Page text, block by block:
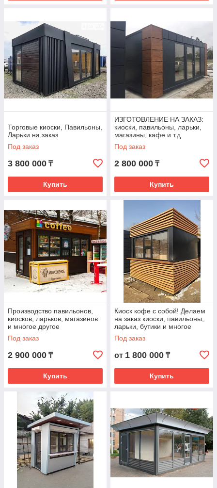
Торговые киоски, Павильоны,
Ларьки на заказ
Под заказ
3 800 000 ₸
Купить
ИЗГОТОВЛЕНИЕ НА ЗАКАЗ:
киоски, павильоны, ларьки,
магазины, кафе и т.д
Под заказ
2 800 000 ₸
Купить
Производство павильонов,
киосков, ларьков, магазинов
и многое другое
Под заказ
2 900 000 ₸
Купить
Киоск кофе с собой! Делаем
на заказ киоски, павильоны,
ларьки, бутики и многое
другое
Под заказ
от 1 800 000 ₸
Купить